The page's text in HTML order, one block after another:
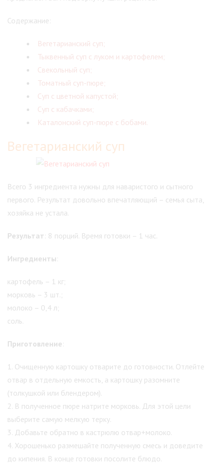
Содержание:
Вегетарианский суп;
Тыквенный суп с луком и картофелем;
Свекольный суп;
Томатный суп-пюре;
Суп с цветной капустой;
Суп с кабачками;
Каталонский суп-пюре с бобами.
Вегетарианский суп
Всего 3 ингредиента нужны для наваристого и сытного
первого. Результат довольно впечатляющий – семья сыта,
хозяйка не устала.
Результат: 8 порций. Время готовки – 1 час.
Ингредиенты:
картофель – 1 кг;
морковь – 3 шт.;
молоко – 0,4 л;
соль.
Приготовление:
1. Очищенную картошку отварите до готовности. Отлейте
отвар в отдельную емкость, а картошку разомните
(толкушкой или блендером).
2. В полученное пюре натрите морковь. Для этой цели
выберите самую мелкую терку.
3. Добавьте обратно в кастрюлю отвар+молоко.
4. Хорошенько размешайте полученную смесь и доведите
до кипения. В конце готовки посолите блюдо.